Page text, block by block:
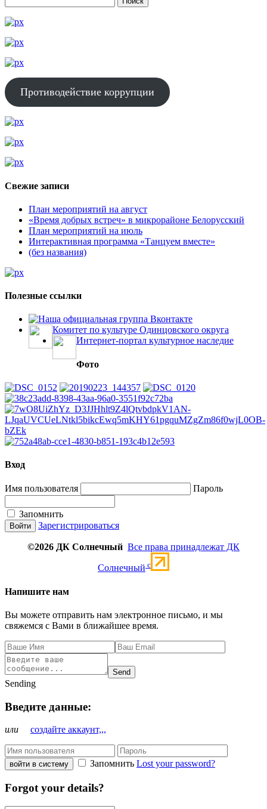
Противодействие коррупции
Свежие записи
План мероприятий на август
«Время добрых встреч» в микрорайоне Белорусский
План мероприятий на июль
Интерактивная программа «Танцуем вместе»
(без названия)
Полезные ссылки
Наша официальная группа Вконтакте
Комитет по культуре Одинцовского округа
Интернет-портал культурное наследие
Фото
Вход
Имя пользователя Пароль
Запомнить
Зарегистрироваться
©2026 ДК Солнечный Все права принадлежат ДК
Солнечный c
Напишите нам
Вы можете отправить нам электронное письмо, и мы
свяжемся с Вами в ближайшее время.
Send
Sending
Введите данные:
или создайте аккаунт,,,
войти в систему Запомнить Lost your password?
Forgot your details?